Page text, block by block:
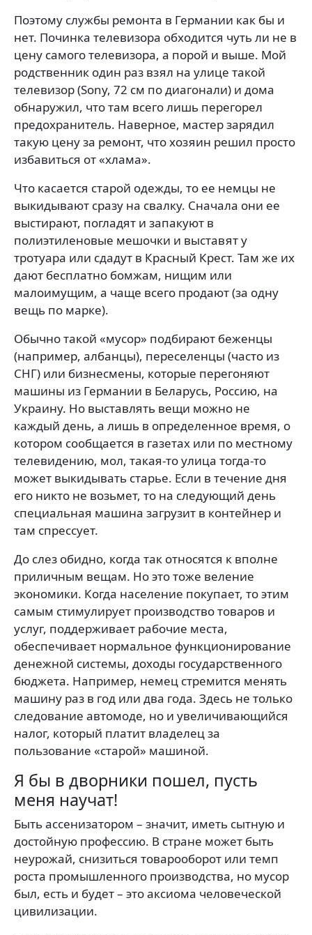
Поэтому службы ремонта в Германии как бы и
нет. Починка телевизора обходится чуть ли не в
цену самого телевизора, а порой и выше. Мой
родственник один раз взял на улице такой
телевизор (Sony, 72 см по диагонали) и дома
обнаружил, что там всего лишь перегорел
предохранитель. Наверное, мастер зарядил
такую цену за ремонт, что хозяин решил просто
избавиться от «хлама».
Что касается старой одежды, то ее немцы не
выкидывают сразу на свалку. Сначала они ее
выстирают, погладят и запакуют в
полиэтиленовые мешочки и выставят у
тротуара или сдадут в Красный Крест. Там же их
дают бесплатно бомжам, нищим или
малоимущим, а чаще всего продают (за одну
вещь по марке).
Обычно такой «мусор» подбирают беженцы
(например, албанцы), переселенцы (часто из
СНГ) или бизнесмены, которые перегоняют
машины из Германии в Беларусь, Россию, на
Украину. Но выставлять вещи можно не
каждый день, а лишь в определенное время, о
котором сообщается в газетах или по местному
телевидению, мол, такая-то улица тогда-то
может выкидывать старье. Если в течение дня
его никто не возьмет, то на следующий день
специальная машина загрузит в контейнер и
там спрессует.
До слез обидно, когда так относятся к вполне
приличным вещам. Но это тоже веление
экономики. Когда население покупает, то этим
самым стимулирует производство товаров и
услуг, поддерживает рабочие места,
обеспечивает нормальное функционирование
денежной системы, доходы государственного
бюджета. Например, немец стремится менять
машину раз в год или два года. Здесь не только
следование автомоде, но и увеличивающийся
налог, который платит владелец за
пользование «старой» машиной.
Я бы в дворники пошел, пусть
меня научат!
Быть ассенизатором – значит, иметь сытную и
достойную профессию. В стране может быть
неурожай, снизиться товарооборот или темп
роста промышленного производства, но мусор
был, есть и будет – это аксиома человеческой
цивилизации.